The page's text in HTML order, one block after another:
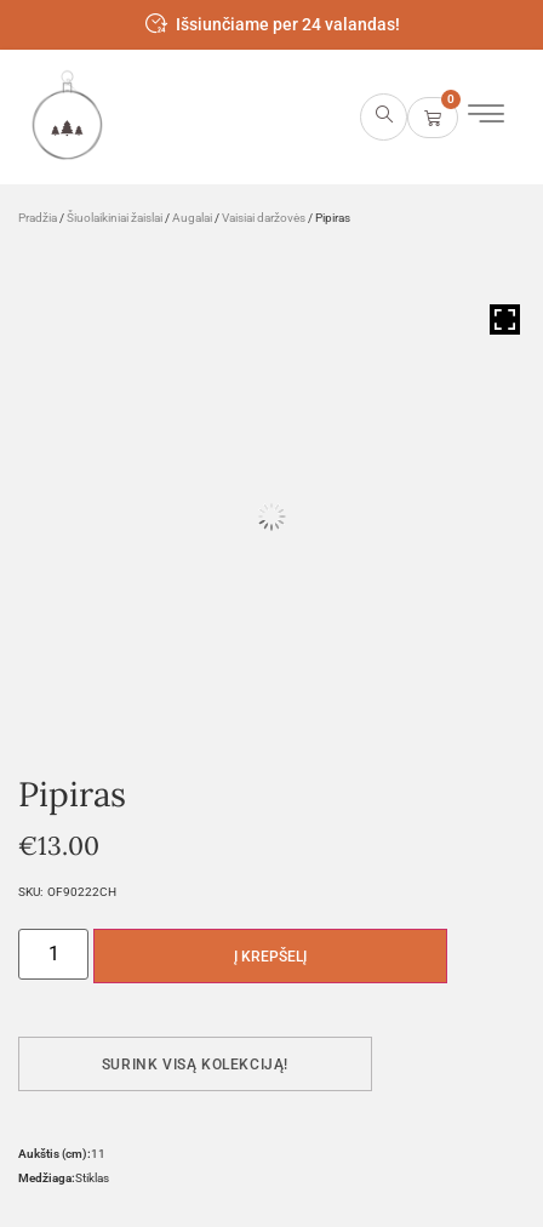
Išsiunčiame per 24 valandas!
0
Pradžia /Šiuolaikiniai žaislai /Augalai /Vaisiai daržovės / Pipiras
Pipiras
€13.00
SKU: OF90222CH
Į KREPŠELĮ
SURINK VISĄ KOLEKCIJĄ!
Aukštis (cm):11
Medžiaga:Stiklas